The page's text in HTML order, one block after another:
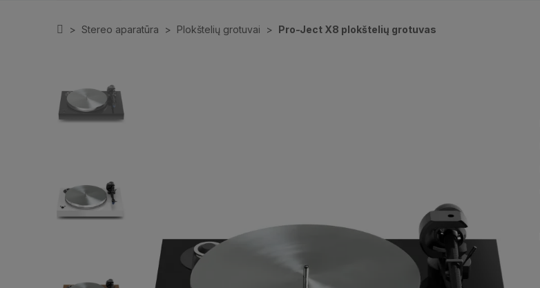
Stereo aparatūra Plokštelių grotuvai Pro-Ject X8 plokštelių grotuvas